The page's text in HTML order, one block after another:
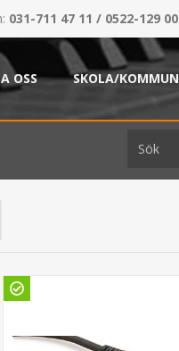
031-711 47 11 / 0522-129 00
OSS SKOLA/KOMMUN